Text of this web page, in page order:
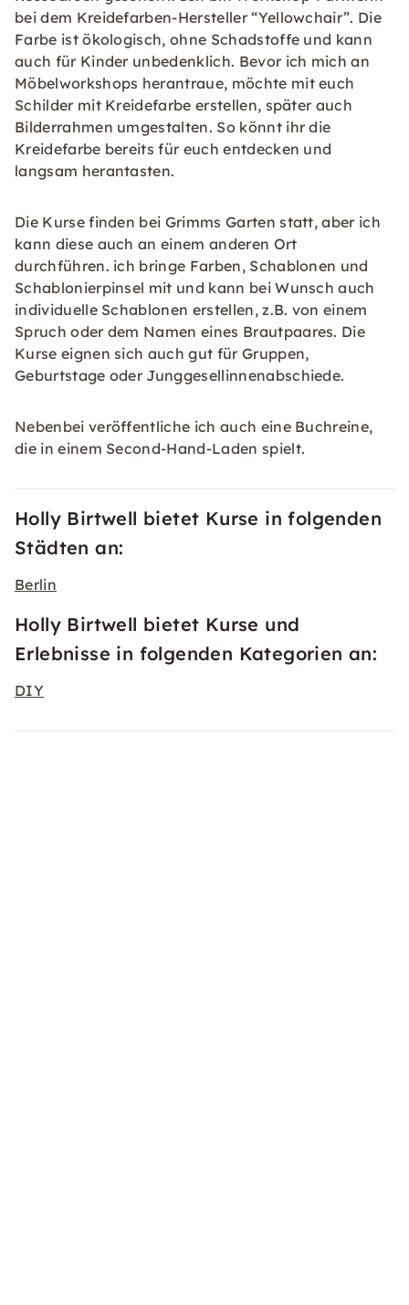
bei dem Kreidefarben-Hersteller “Yellowchair”. Die
Farbe ist ökologisch, ohne Schadstoffe und kann
auch für Kinder unbedenklich. Bevor ich mich an
Möbelworkshops herantraue, möchte mit euch
Schilder mit Kreidefarbe erstellen, später auch
Bilderrahmen umgestalten. So könnt ihr die
Kreidefarbe bereits für euch entdecken und
langsam herantasten.
Die Kurse finden bei Grimms Garten statt, aber ich
kann diese auch an einem anderen Ort
durchführen. ich bringe Farben, Schablonen und
Schablonierpinsel mit und kann bei Wunsch auch
individuelle Schablonen erstellen, z.B. von einem
Spruch oder dem Namen eines Brautpaares. Die
Kurse eignen sich auch gut für Gruppen,
Geburtstage oder Junggesellinnenabschiede.
Nebenbei veröffentliche ich auch eine Buchreine,
die in einem Second-Hand-Laden spielt.
Holly Birtwell bietet Kurse in folgenden
Städten an:
Berlin
Holly Birtwell bietet Kurse und
Erlebnisse in folgenden Kategorien an:
DIY